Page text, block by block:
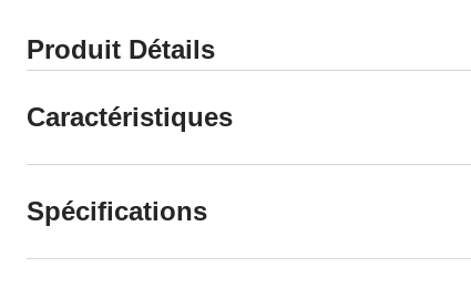
Produit Détails
Caractéristiques
Spécifications